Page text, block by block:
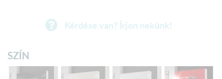
Kérdése van? Írjon nekünk!
SZÍN